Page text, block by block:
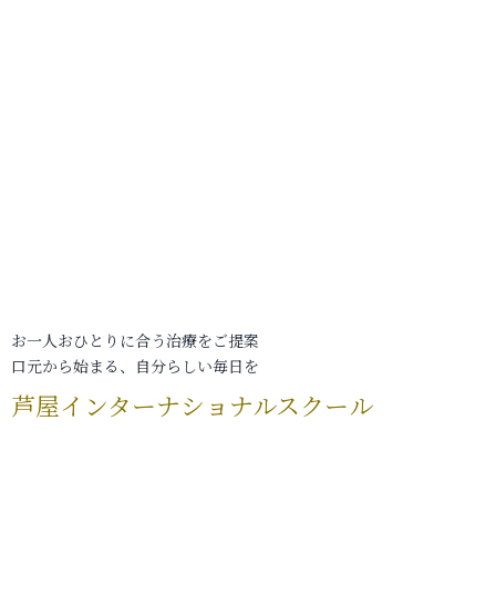
お一人おひとりに合う治療をご提案
口元から始まる、自分らしい毎日を
芦屋インターナショナルスクール